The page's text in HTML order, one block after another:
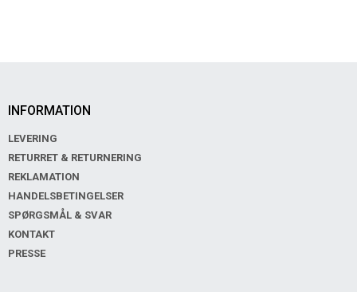
INFORMATION
LEVERING
RETURRET & RETURNERING
REKLAMATION
HANDELSBETINGELSER
SPØRGSMÅL & SVAR
KONTAKT
PRESSE